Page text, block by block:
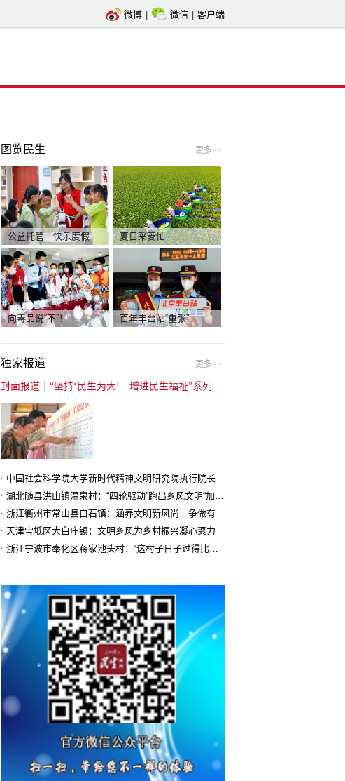
微博 微信 客户端
图览民生 更多>>
公益托管 快乐度假 夏日采菱忙
向毒品说“不”！ 百年丰台站“重张”
独家报道 更多>>
中国社会科学院大学新时代精神文明研究院执行院长王维国：文明村镇创建为乡村注入持久发展动力
湖北随县洪山镇温泉村：“四轮驱动”跑出乡风文明“加速度”
浙江衢州市常山县白石镇：涵养文明新风尚 争做有礼白石人
天津宝坻区大白庄镇：文明乡风为乡村振兴凝心聚力
浙江宁波市奉化区蒋家池头村：“这村子日子过得比城里还舒心”